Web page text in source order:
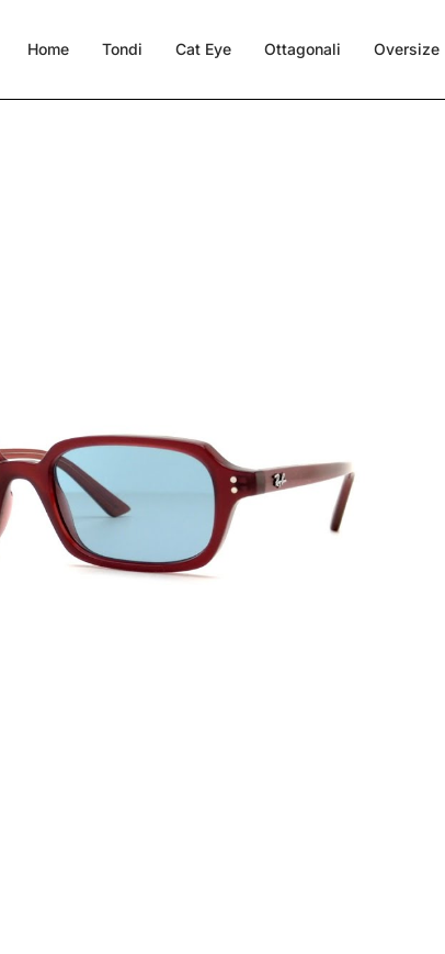
Home Tondi Cat Eye Ottagonali Oversize